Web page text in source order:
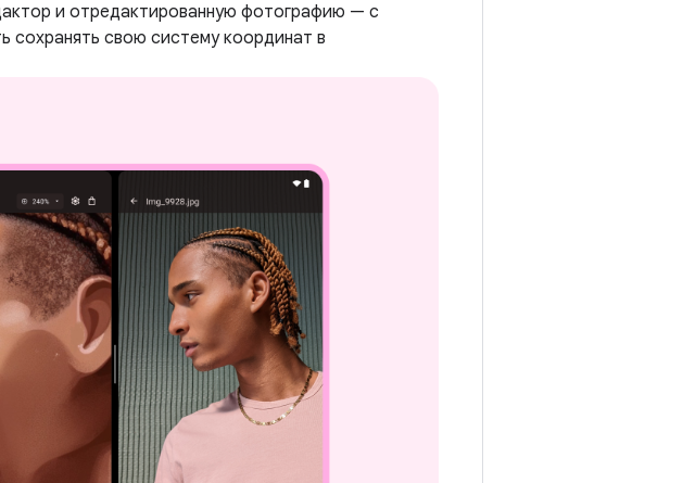
и отредактированную фотографию — с
сохранять свою систему координат в